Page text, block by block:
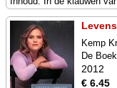
Kemp
De
2012
€ 6.45